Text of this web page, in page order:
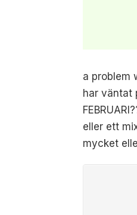
a problem
har väntat
eller ett
mycket